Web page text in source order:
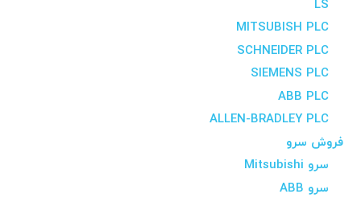
LS
MITSUBISH PLC
SCHNEIDER PLC
SIEMENS PLC
ABB PLC
ALLEN-BRADLEY PLC
فروش سرو
سرو Mitsubishi
سرو ABB